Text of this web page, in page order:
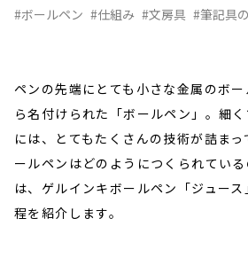
#ボールペン #仕組み #文房具 #筆記具
ペンの先端にとても小さな金属のボ
ら名付けられた「ボールペン」。細
には、とてもたくさんの技術が詰ま
ールペンはどのようにつくられてい
は、ゲルインキボールペン「ジュー
程を紹介します。